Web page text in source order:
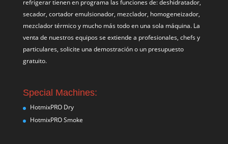
refrigerar tienen en programa las funciones de: deshidratador,
secador, cortador emulsionador, mezclador, homogeneizador,
mezclador térmico y mucho más todo en una sola máquina. La
venta de nuestros equipos se extiende a profesionales, chefs y
particulares, solicite una demostración o un presupuesto
gratuito.
Special Machines:
HotmixPRO Dry
HotmixPRO Smoke